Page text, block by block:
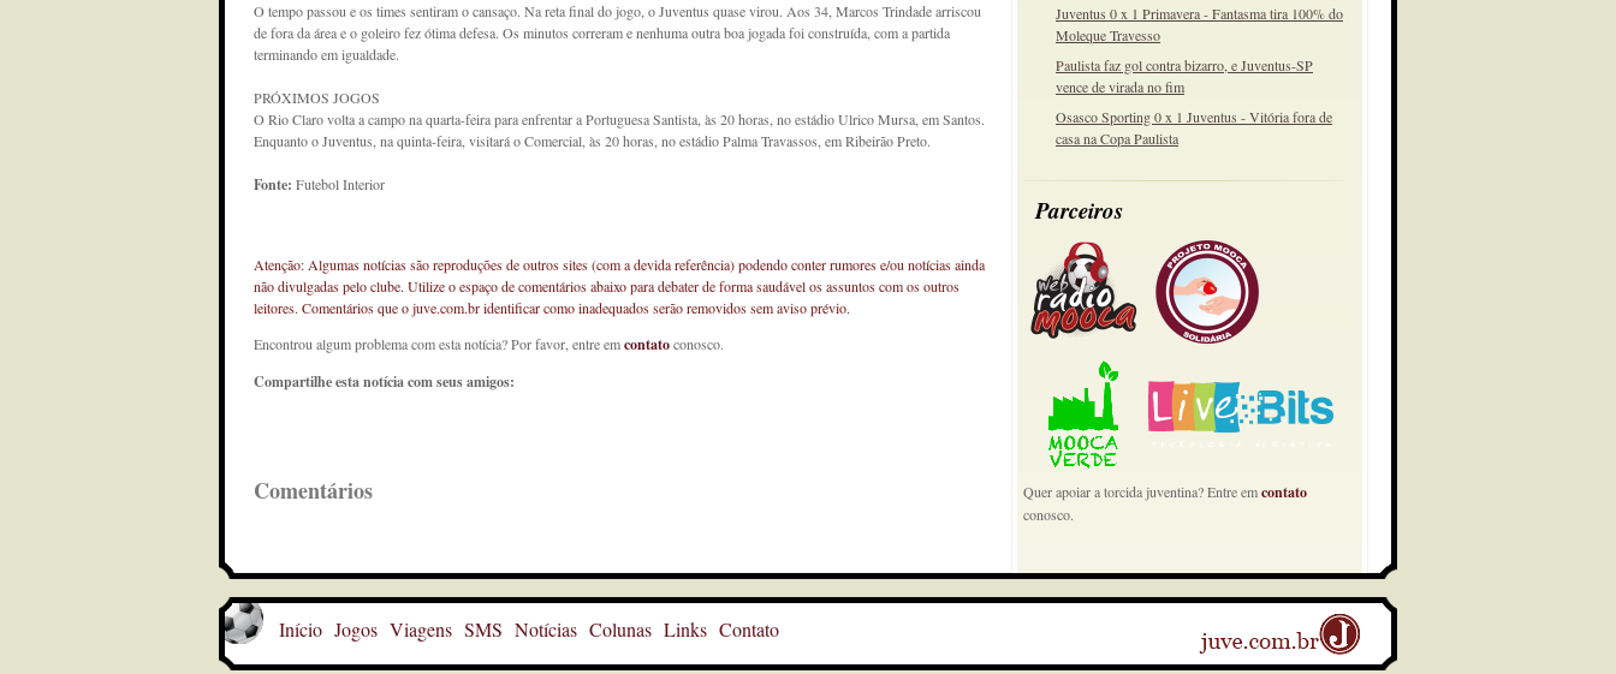
Juventus 0 x 1 Primavera - Fantasma tira 100% do
Moleque Travesso
Paulista faz gol contra bizarro, e Juventus-SP
vence de virada no fim
Osasco Sporting 0 x 1 Juventus - Vitória fora de
casa na Copa Paulista
Parceiros
Quer apoiar a torcida juventina? Entre emcontato
conosco.
O tempo passou e os times sentiram o cansaço. Na reta final do jogo, o Juventus quase virou. Aos 34, Marcos Trindade arriscou
de fora da área e o goleiro fez ótima defesa. Os minutos correram e nenhuma outra boa jogada foi construída, com a partida
terminando em igualdade.
PRÓXIMOS JOGOS
O Rio Claro volta a campo na quarta-feira para enfrentar a Portuguesa Santista, às 20 horas, no estádio Ulrico Mursa, em Santos.
Enquanto o Juventus, na quinta-feira, visitará o Comercial, às 20 horas, no estádio Palma Travassos, em Ribeirão Preto.
Fonte: Futebol Interior
Atenção: Algumas notícias são reproduções de outros sites (com a devida referência) podendo conter rumores e/ou notícias ainda
não divulgadas pelo clube. Utilize o espaço de comentários abaixo para debater de forma saudável os assuntos com os outros
leitores. Comentários que o juve.com.br identificar como inadequados serão removidos sem aviso prévio.
Encontrou algum problema com esta notícia? Por favor, entre emcontatoconosco.
Compartilhe esta notícia com seus amigos:
Comentários
Início Jogos Viagens SMS Notícias Colunas Links Contato